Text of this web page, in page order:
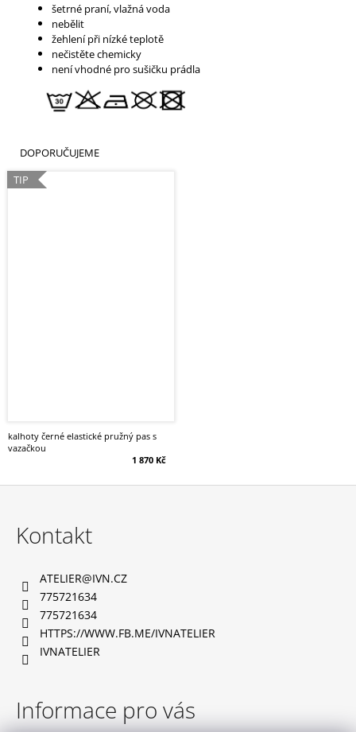
šetrné praní, vlažná voda
nebělit
žehlení při nízké teplotě
nečistěte chemicky
není vhodné pro sušičku prádla
DOPORUČUJEME
TIP
kalhoty černé elastické pružný pas s
vazačkou
1 870 Kč
Kontakt
ATELIER@IVN.CZ
775721634
775721634
HTTPS://WWW.FB.ME/IVNATELIER
IVNATELIER
Informace pro vás